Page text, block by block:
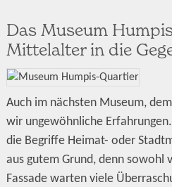
Das Museum
Mittelalter in die
Auch im nächsten Museum,
wir ungewöhnliche
die Begriffe Heimat- oder
aus gutem Grund, denn sowohl
Fassade warten viele